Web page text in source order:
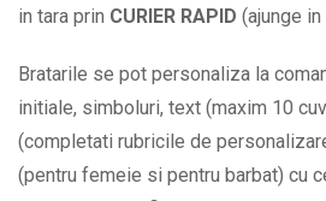
alegere
BPC096
quantity
in tara prin CURIER RAPID (ajunge
Bratarile se pot personaliza la
initiale, simboluri, text (maxim 10
(completati rubricile de
(pentru femeie si pentru barbat) cu